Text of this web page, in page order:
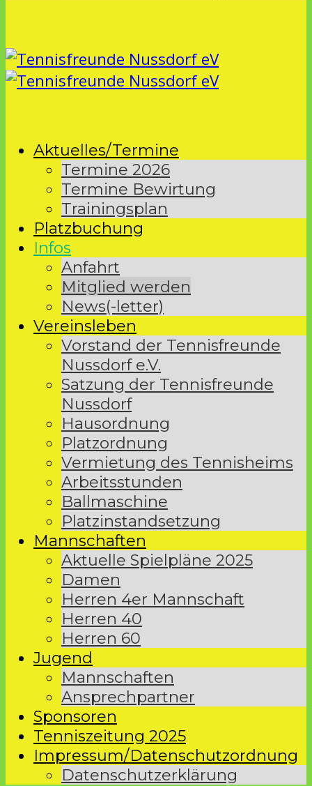
Aktuelles/Termine
Termine 2026
Termine Bewirtung
Trainingsplan
Platzbuchung
Infos
Anfahrt
Mitglied werden
News(-letter)
Vereinsleben
Vorstand der Tennisfreunde
Nussdorf e.V.
Satzung der Tennisfreunde
Nussdorf
Hausordnung
Platzordnung
Vermietung des Tennisheims
Arbeitsstunden
Ballmaschine
Platzinstandsetzung
Mannschaften
Aktuelle Spielpläne 2025
Damen
Herren 4er Mannschaft
Herren 40
Herren 60
Jugend
Mannschaften
Ansprechpartner
Sponsoren
Tenniszeitung 2025
Impressum/Datenschutzordnung
Datenschutzerklärung